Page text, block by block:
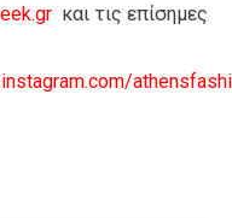
και τις επίσημες
instagram.com/